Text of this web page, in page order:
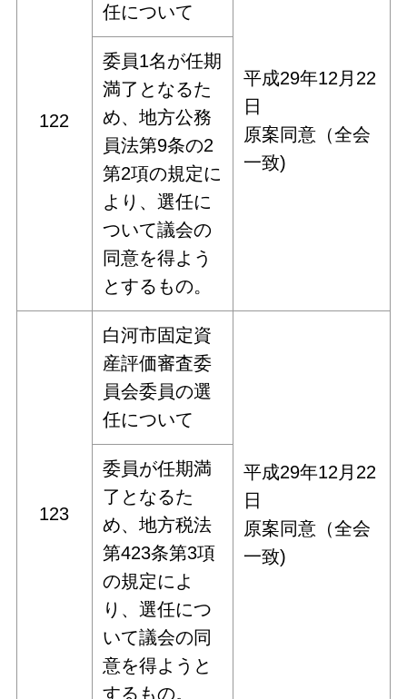
122
任について
平成29年12月22
日
原案同意（全会
一致)
委員1名が任期
満了となるた
め、地方公務
員法第9条の2
第2項の規定に
より、選任に
ついて議会の
同意を得よう
とするもの。
123
白河市固定資
産評価審査委
員会委員の選
任について
平成29年12月22
日
原案同意（全会
一致)
委員が任期満
了となるた
め、地方税法
第423条第3項
の規定によ
り、選任につ
いて議会の同
意を得ようと
するもの。